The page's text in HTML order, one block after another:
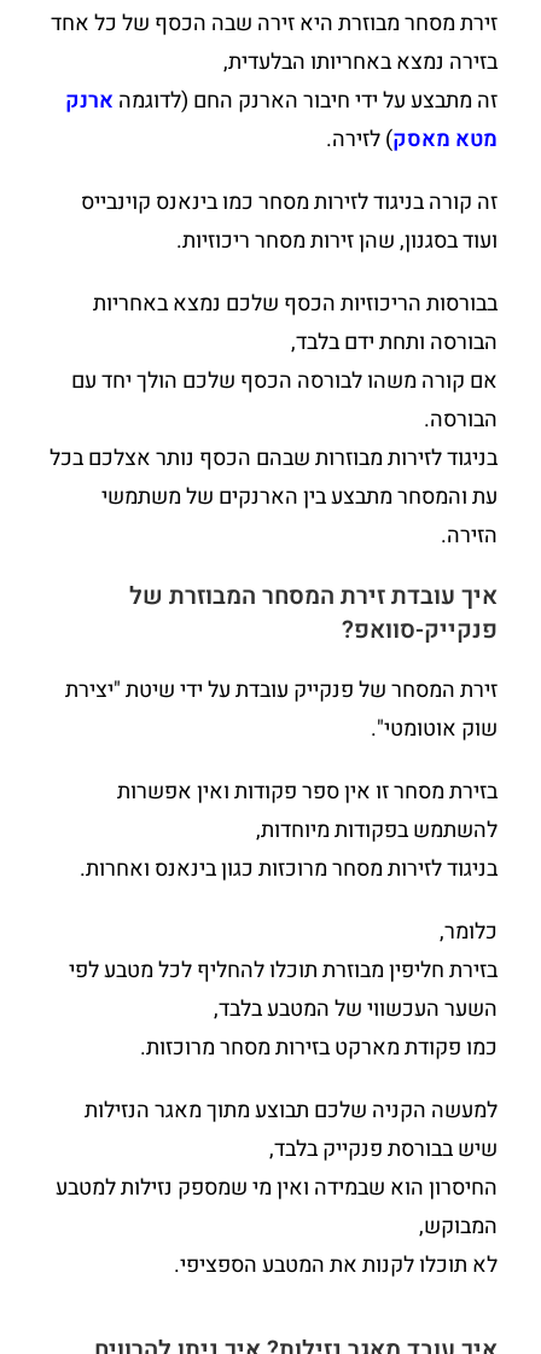
זירת מסחר מבוזרת היא זירה שבה הכסף של כל אחד
בזירה נמצא באחריותו הבלעדית,
זה מתבצע על ידי חיבור הארנק החם (לדוגמה ארנק
מטא מאסק) לזירה.
זה קורה בניגוד לזירות מסחר כמו בינאנס קוינבייס
ועוד בסגנון, שהן זירות מסחר ריכוזיות.
בבורסות הריכוזיות הכסף שלכם נמצא באחריות
הבורסה ותחת ידם בלבד,
אם קורה משהו לבורסה הכסף שלכם הולך יחד עם
הבורסה.
בניגוד לזירות מבוזרות שבהם הכסף נותר אצלכם בכל
עת והמסחר מתבצע בין הארנקים של משתמשי
הזירה.
איך עובדת זירת המסחר המבוזרת של
פנקייק-סוואפ?
זירת המסחר של פנקייק עובדת על ידי שיטת "יצירת
שוק אוטומטי".
בזירת מסחר זו אין ספר פקודות ואין אפשרות
להשתמש בפקודות מיוחדות,
בניגוד לזירות מסחר מרוכזות כגון בינאנס ואחרות.
כלומר,
בזירת חליפין מבוזרת תוכלו להחליף לכל מטבע לפי
השער העכשווי של המטבע בלבד,
כמו פקודת מארקט בזירות מסחר מרוכזות.
למעשה הקניה שלכם תבוצע מתוך מאגר הנזילות
שיש בבורסת פנקייק בלבד,
החיסרון הוא שבמידה ואין מי שמספק נזילות למטבע
המבוקש,
לא תוכלו לקנות את המטבע הספציפי.